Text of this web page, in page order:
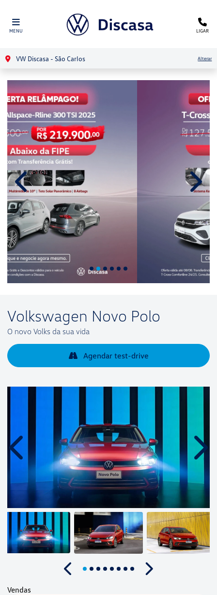
MENU LIGAR
VW Discasa - São Carlos Alterar
templates.template-
Volkswagen Novo Polo
O novo Volks da sua vida
Agendar test-drive
Anterior
Anterior
Próximo
Vendas